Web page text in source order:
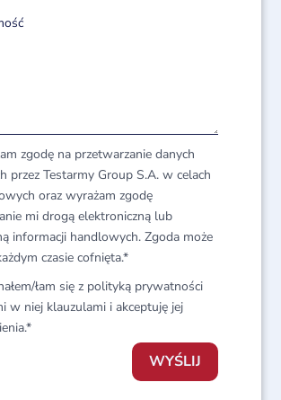
zgodę na przetwarzanie danych
przez Testarmy Group S.A. w celach
oraz wyrażam zgodę
mi drogą elektroniczną lub
informacji handlowych. Zgoda może
czasie cofnięta.*
łam się z polityką prywatności
w niej klauzulami i akceptuję jej
WYŚLIJ